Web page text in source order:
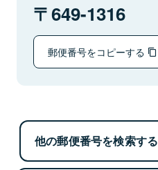
649-1316
郵便番号をコピーする
他の郵便番号を検索する